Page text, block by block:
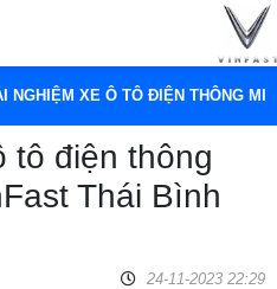
NGHIỆM XE Ô TÔ ĐIỆN THÔNG
tô điện thông
Thái Bình
24-11-2023 22:29